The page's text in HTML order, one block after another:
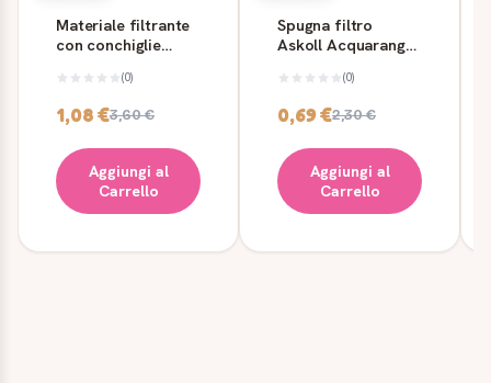
Materiale filtrante
con conchiglie
Prodac
(0)
1,08 €3,60 €
Aggiungi al
Carrello
Spugna filtro
Askoll Acquaranger
(0)
0,69 €2,30 €
Aggiungi al
Carrello